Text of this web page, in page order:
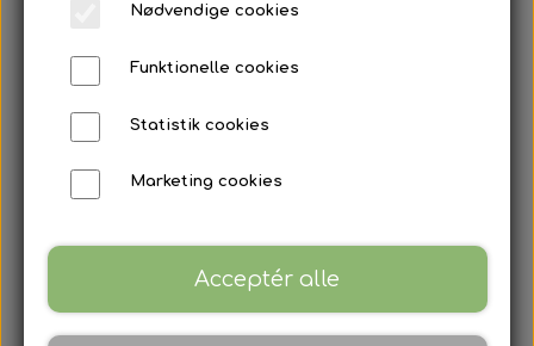
Nødvendige cookies
Funktionelle cookies
Statistik cookies
Marketing cookies
Acceptér alle